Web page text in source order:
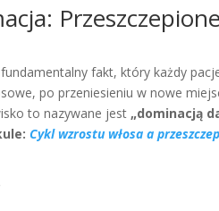
fakt, który każdy
po przeniesieniu w nowe
to nazywane jest „dominacją
Cykl wzrostu włosa a